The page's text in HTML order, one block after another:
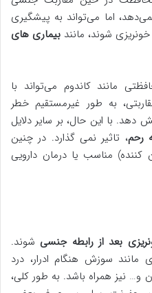
اما می‌تواند به پیشگیری
شوند، مانند بیماری های
مانند کاندوم می‌تواند با
به طور غیرمستقیم خطر
دهد. با این حال، بر سایر دلایل
رحم، تاثیر نمی گذارد. در چنین
کننده) مناسب یا درمان دارویی
بعد از رابطه جنسی شوند.
مانند سوزش هنگام ادرار، درد
و… نیز همراه باشد. به طور کلی،